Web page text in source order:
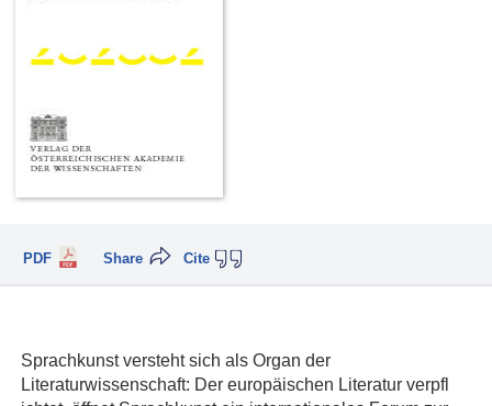
PDF Cite
Share
Sprachkunst versteht sich als Organ der
Literaturwissenschaft: Der europäischen Literatur verpfl